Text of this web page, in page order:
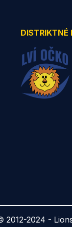
DISTRIKTNÉ
2012-2024 -